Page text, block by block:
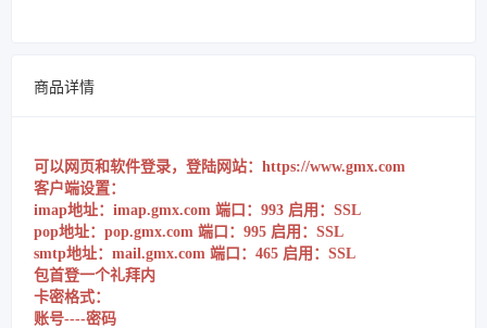
商品详情
可以网页和软件登录，登陆网站：https://www.gmx.com
客户端设置：
imap地址：imap.gmx.com 端口：993 启用：SSL
pop地址：pop.gmx.com 端口：995 启用：SSL
smtp地址：mail.gmx.com 端口：465 启用：SSL
包首登一个礼拜内
卡密格式：
账号----密码